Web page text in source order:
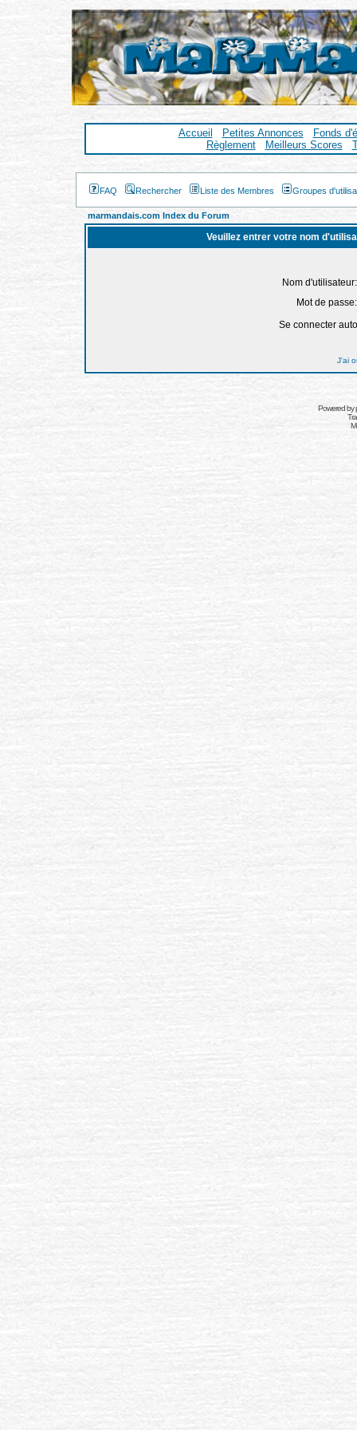
Accueil Petites Annonces
Fonds
Règlement
Meilleurs Scores
FAQ Rechercher Liste des Membres Groupes
marmandais.com Index du Forum
Veuillez entrer votre nom
Nom d'utilisateur:
Mot de passe:
Se connecter
J'ai
Powered by